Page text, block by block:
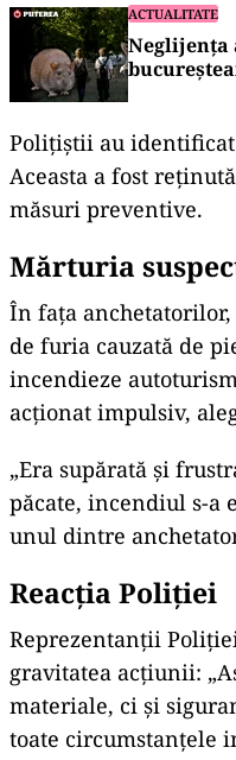
ACTUALITATE
Neglijența
Polițiștii au identificat
Aceasta a fost
măsuri preventive.
Mărturia
În fața
de furia cauzată de
incendieze
acționat impulsiv,
„Era supărată și
păcate, incendiul s-a
unul dintre
Reacția Poliției
Reprezentanții
gravitatea acțiunii:
materiale, ci și
toate circumstanțele